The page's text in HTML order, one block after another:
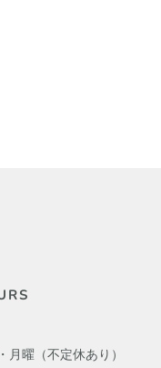
月曜（不定休あり）